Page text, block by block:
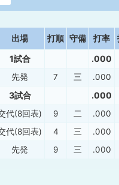
出場 打順 守備 打率
1試合 .000
先発 7 三 .000
3試合 .000
代(8回表) 9 二 .000
代(8回表) 4 三 .000
先発 9 三 .000